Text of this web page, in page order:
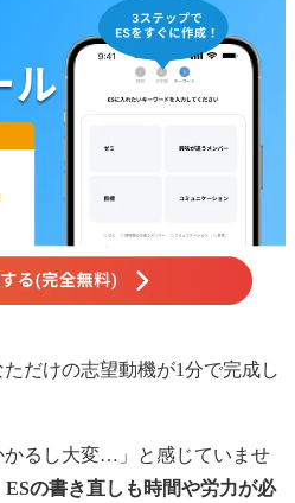
ただけの志望動機が1分で完成し
かるし大変…」と感じていませ
の書き直しも時間や労力が必